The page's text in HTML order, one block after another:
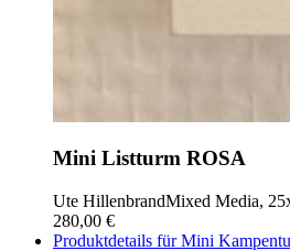
Mini Listturm ROSA
Ute HillenbrandMixed Media,
280,00 €
Produktdetails für Mini